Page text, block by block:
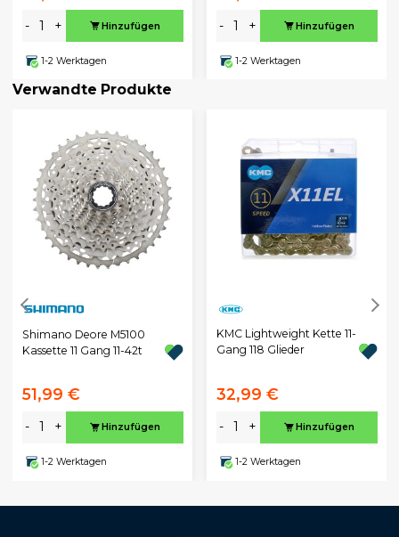
- + Hinzufügen
1-2 Werktagen
- + Hinzufügen
1-2 Werktagen
Verwandte Produkte
Shimano Deore M5100
Kassette 11 Gang 11-42t
51,99 €
- + Hinzufügen
1-2 Werktagen
KMC Lightweight Kette 11-
Gang 118 Glieder
32,99 €
- + Hinzufügen
1-2 Werktagen